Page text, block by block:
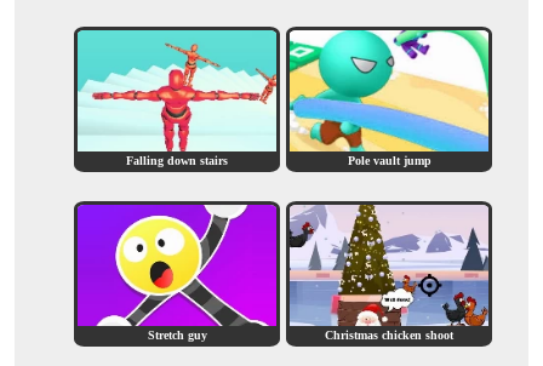
Falling down stairs Pole vault jump
Stretch guy Christmas chicken shoot